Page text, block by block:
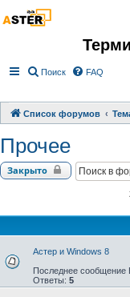
Поиск FAQ
Список форумов
Прочее
Закрыто
Астер и Windows 8
Последнее сообщение
Ответы: 5